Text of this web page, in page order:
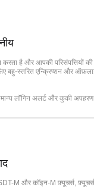
करता है और आपकी परिसंपत्तियों
बहु-स्तरित एन्क्रिप्शन और
लॉगिन अलर्ट और कुकी अपहरण
M और कॉइन-M फ़्यूचर्स,